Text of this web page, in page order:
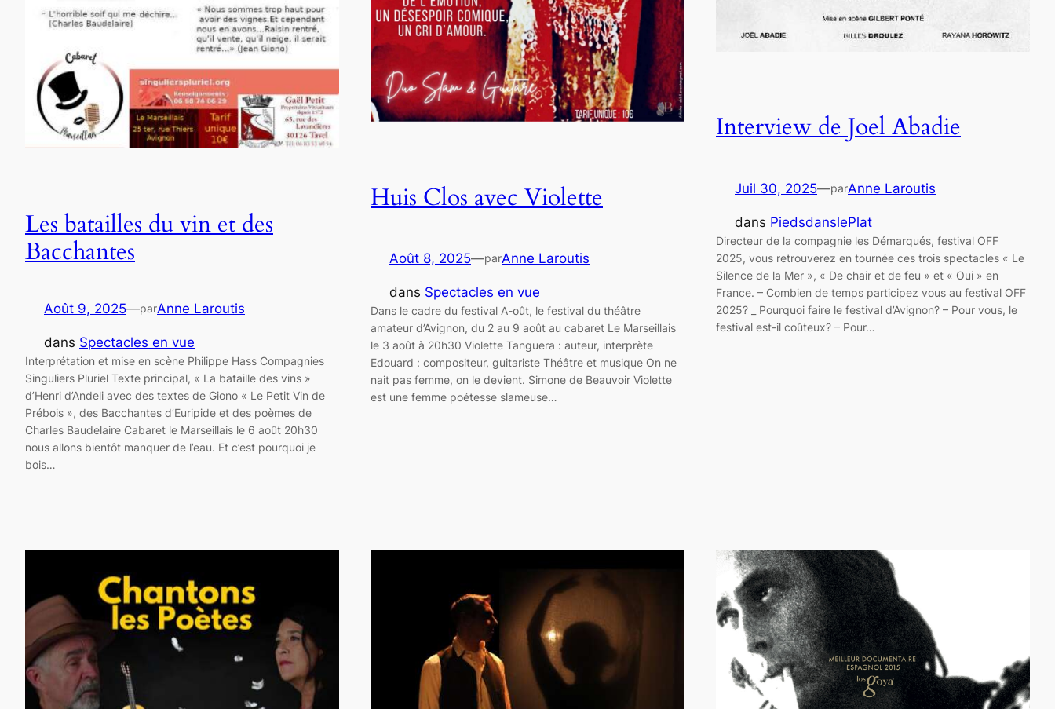
Les batailles du vin et des
Bacchantes
Août 9, 2025—parAnne Laroutis
dans Spectacles en vue
Interprétation et mise en scène Philippe Hass Compagnies
Singuliers Pluriel Texte principal, « La bataille des vins »
d’Henri d’Andeli avec des textes de Giono « Le Petit Vin de
Prébois », des Bacchantes d’Euripide et des poèmes de
Charles Baudelaire Cabaret le Marseillais le 6 août 20h30
nous allons bientôt manquer de l’eau. Et c’est pourquoi je
bois…
Huis Clos avec Violette
Août 8, 2025—parAnne Laroutis
dans Spectacles en vue
Dans le cadre du festival A-oût, le festival du théâtre
amateur d’Avignon, du 2 au 9 août au cabaret Le Marseillais
le 3 août à 20h30 Violette Tanguera : auteur, interprète
Edouard : compositeur, guitariste Théâtre et musique On ne
nait pas femme, on le devient. Simone de Beauvoir Violette
est une femme poétesse slameuse…
Interview de Joel Abadie
Juil 30, 2025—parAnne Laroutis
dans PiedsdanslePlat
Directeur de la compagnie les Démarqués, festival OFF
2025, vous retrouverez en tournée ces trois spectacles « Le
Silence de la Mer », « De chair et de feu » et « Oui » en
France. – Combien de temps participez vous au festival OFF
2025? _ Pourquoi faire le festival d’Avignon? – Pour vous, le
festival est-il coûteux? – Pour…